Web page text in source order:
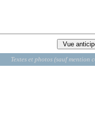
Textes et photos (sauf